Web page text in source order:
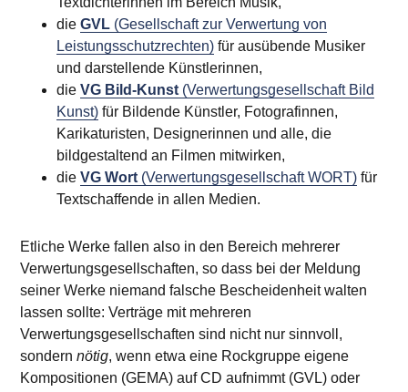
dieGVL (Gesellschaft zur Verwertung von
Leistungsschutzrechten) für ausübende Musiker
und darstellende Künstlerinnen,
dieVG Bild-Kunst (Verwertungsgesellschaft Bild
Kunst) für Bildende Künstler, Fotografinnen,
Karikaturisten, Designerinnen und alle, die
bildgestaltend an Filmen mitwirken,
dieVG Wort (Verwertungsgesellschaft WORT) für
Textschaffende in allen Medien.
Etliche Werke fallen also in den Bereich mehrerer
Verwertungsgesellschaften, so dass bei der Meldung
seiner Werke niemand falsche Bescheidenheit walten
lassen sollte: Verträge mit mehreren
Verwertungsgesellschaften sind nicht nur sinnvoll,
sondernnötig, wenn etwa eine Rockgruppe eigene
Kompositionen (GEMA) auf CD aufnimmt (GVL) oder